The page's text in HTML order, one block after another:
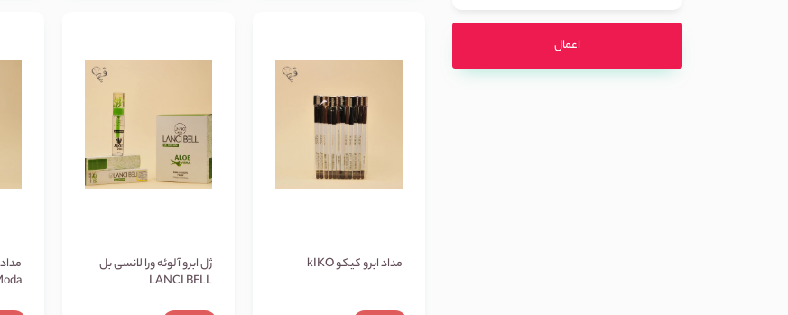
اعمال
مداد ابرو کیکو kIKO
ژل ابرو آلوئه ورا لانسی بل
LANCI BELL